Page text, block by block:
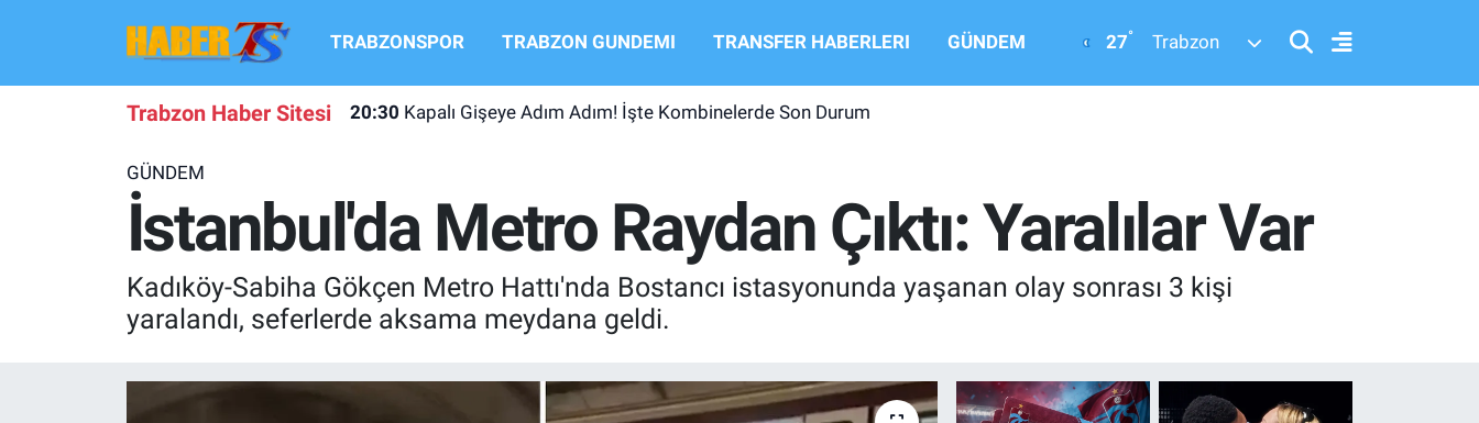
TRABZONSPOR TRABZON GUNDEMI TRANSFER HABERLERI GÜNDEM 27° Trabzon
Trabzon Haber Sitesi 20:30 Kapalı Gişeye Adım Adım! İşte Kombinelerde Son Durum
GÜNDEM
İstanbul'da Metro Raydan Çıktı: Yaralılar Var
Kadıköy-Sabiha Gökçen Metro Hattı'nda Bostancı istasyonunda yaşanan olay sonrası 3 kişi
yaralandı, seferlerde aksama meydana geldi.
TRABZONSPOR
GÜNDEM
TRANSFER HABERLERI
KULİS MEYDANI
Hava Durumu
Süper Lig Puan Durumu ve Fikstür
Tüm Manşetler
Son Dakika Haberleri